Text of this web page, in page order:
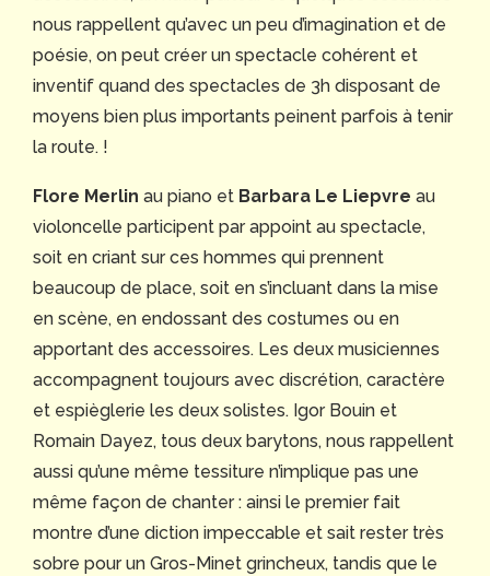
nous rappellent qu’avec un peu d’imagination et de
poésie, on peut créer un spectacle cohérent et
inventif quand des spectacles de 3h disposant de
moyens bien plus importants peinent parfois à tenir
la route. !
Flore Merlin au piano et Barbara Le Liepvre au
violoncelle participent par appoint au spectacle,
soit en criant sur ces hommes qui prennent
beaucoup de place, soit en s’incluant dans la mise
en scène, en endossant des costumes ou en
apportant des accessoires. Les deux musiciennes
accompagnent toujours avec discrétion, caractère
et espièglerie les deux solistes. Igor Bouin et
Romain Dayez, tous deux barytons, nous rappellent
aussi qu’une même tessiture n’implique pas une
même façon de chanter : ainsi le premier fait
montre d’une diction impeccable et sait rester très
sobre pour un Gros-Minet grincheux, tandis que le